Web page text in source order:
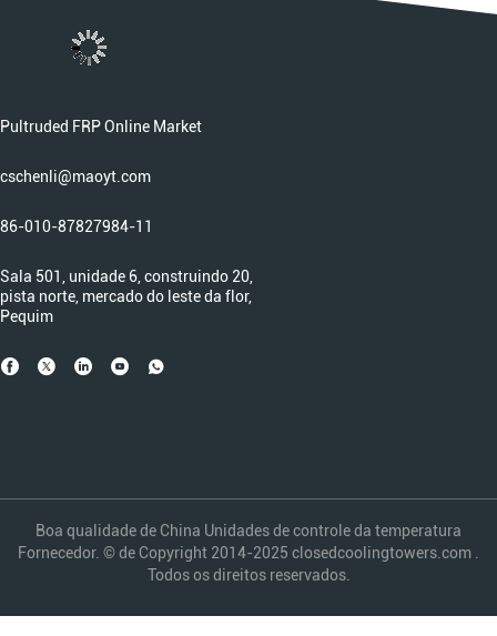
Pultruded FRP Online Market
cschenli@maoyt.com
86-010-87827984-11
Sala 501, unidade 6, construindo 20,
pista norte, mercado do leste da flor,
Pequim
Boa qualidade de China Unidades de controle da temperatura
Fornecedor. © de Copyright 2014-2025 closedcoolingtowers.com .
Todos os direitos reservados.